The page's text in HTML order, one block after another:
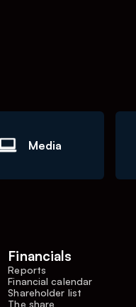
Media
Financials
Reports
Financial calendar
Shareholder list
The share